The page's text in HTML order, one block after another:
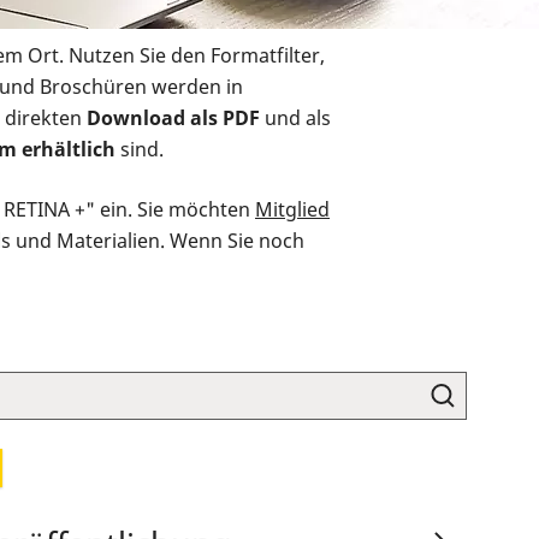
Ort. Nutzen Sie den Formatfilter,
Broschüren werden in
direkten Download als PDF und als
erhältlich sind.
+" ein. Sie möchten Mitglied
und Materialien. Wenn Sie noch